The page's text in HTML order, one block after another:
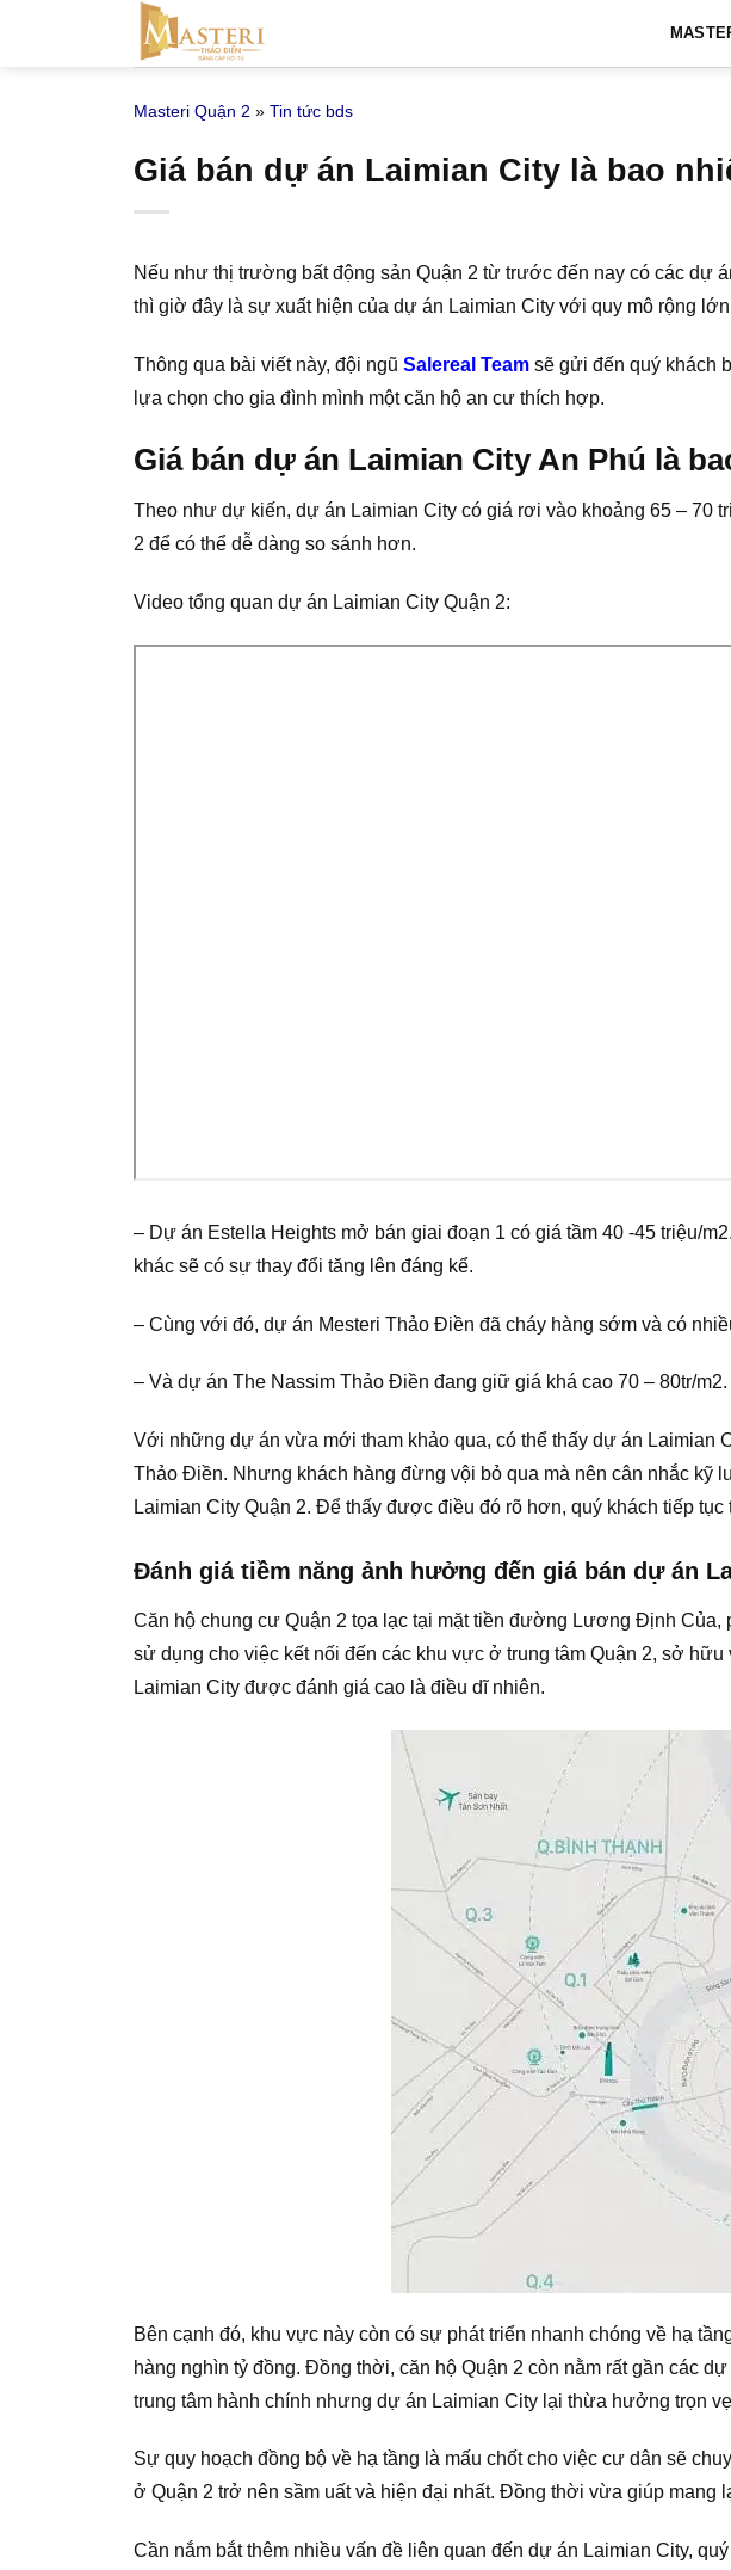
Masteri Quận 2 » Tin tức bds
Giá bán dự án Laimian City là bao
Nếu như thị trường bất động sản Quận 2 từ trước đến nay có các dự
thì giờ đây là sự xuất hiện của dự án Laimian City với quy mô rộng
Thông qua bài viết này, đội ngũ Salereal Team sẽ gửi đến quý khách
lựa chọn cho gia đình mình một căn hộ an cư thích hợp.
Giá bán dự án Laimian City An Phú là
Theo như dự kiến, dự án Laimian City có giá rơi vào khoảng 65 – 70
2 để có thể dễ dàng so sánh hơn.
Video tổng quan dự án Laimian City Quận 2:
– Dự án Estella Heights mở bán giai đoạn 1 có giá tầm 40 -45 triệu/
khác sẽ có sự thay đổi tăng lên đáng kể.
– Cùng với đó, dự án Mesteri Thảo Điền đã cháy hàng sớm và có
– Và dự án The Nassim Thảo Điền đang giữ giá khá cao 70 – 80tr/m2.
Với những dự án vừa mới tham khảo qua, có thể thấy dự án Laimian
Thảo Điền. Nhưng khách hàng đừng vội bỏ qua mà nên cân nhắc
Laimian City Quận 2. Để thấy được điều đó rõ hơn, quý khách tiếp
Đánh giá tiềm năng ảnh hưởng đến giá bán dự án
Căn hộ chung cư Quận 2 tọa lạc tại mặt tiền đường Lương Định
sử dụng cho việc kết nối đến các khu vực ở trung tâm Quận 2, sở
Laimian City được đánh giá cao là điều dĩ nhiên.
Bên cạnh đó, khu vực này còn có sự phát triển nhanh chóng về hạ
hàng nghìn tỷ đồng. Đồng thời, căn hộ Quận 2 còn nằm rất gần các
trung tâm hành chính nhưng dự án Laimian City lại thừa hưởng trọn
Sự quy hoạch đồng bộ về hạ tầng là mấu chốt cho việc cư dân sẽ
ở Quận 2 trở nên sầm uất và hiện đại nhất. Đồng thời vừa giúp mang
Cần nắm bắt thêm nhiều vấn đề liên quan đến dự án Laimian City,